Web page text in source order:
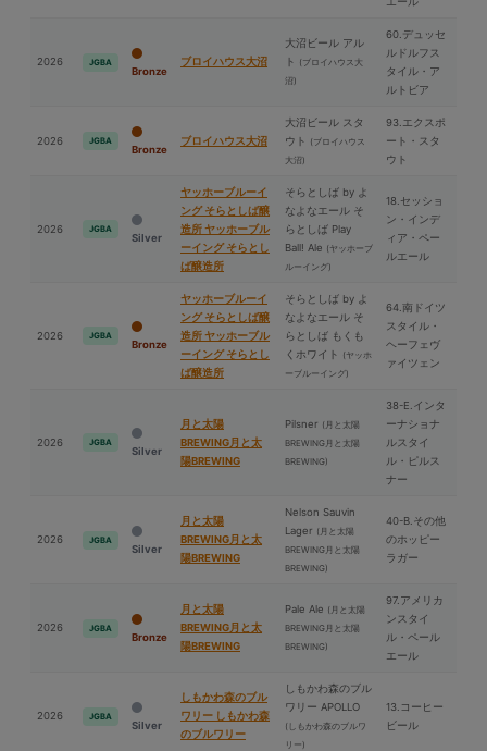
2026 JGBA
Bronze
ブロイハウス⼤沼
⼤沼ビール アル
ト (ブロイハウス⼤
沼)
60.デュッセ
ルドルフス
タイル・ア
ルトビア
2026 JGBA
Bronze
ブロイハウス⼤沼
⼤沼ビール スタ
ウト (ブロイハウス
⼤沼)
93.エクスポ
ート・スタ
ウト
2026 JGBA
Silver
ヤッホーブルーイ
ング そらとしば醸
造所 ヤッホーブル
ーイング そらとし
ば醸造所
そらとしば by よ
なよなエール そ
らとしば Play
Ball! Ale (ヤッホーブ
ルーイング)
18.セッショ
ン・インデ
ィア・ペー
ルエール
2026 JGBA
Bronze
ヤッホーブルーイ
ング そらとしば醸
造所 ヤッホーブル
ーイング そらとし
ば醸造所
そらとしば by よ
なよなエール そ
らとしば もくも
くホワイト (ヤッホ
ーブルーイング)
64.南ドイツ
スタイル・
ヘーフェヴ
ァイツェン
2026 JGBA
Silver
⽉と太陽
BREWING⽉と太
陽BREWING
Pilsner (⽉と太陽
BREWING⽉と太陽
BREWING)
38-E.インタ
ーナショナ
ルスタイ
ル・ピルス
ナー
2026 JGBA
Silver
⽉と太陽
BREWING⽉と太
陽BREWING
Nelson Sauvin
Lager (⽉と太陽
BREWING⽉と太陽
BREWING)
40-B.その他
のホッピー
ラガー
2026 JGBA
Bronze
⽉と太陽
BREWING⽉と太
陽BREWING
Pale Ale (⽉と太陽
BREWING⽉と太陽
BREWING)
97.アメリカ
ンスタイ
ル・ペール
エール
2026 JGBA
Silver
しもかわ森のブル
ワリー しもかわ森
のブルワリー
しもかわ森のブル
ワリー APOLLO
(しもかわ森のブルワ
リー)
13.コーヒー
ビール